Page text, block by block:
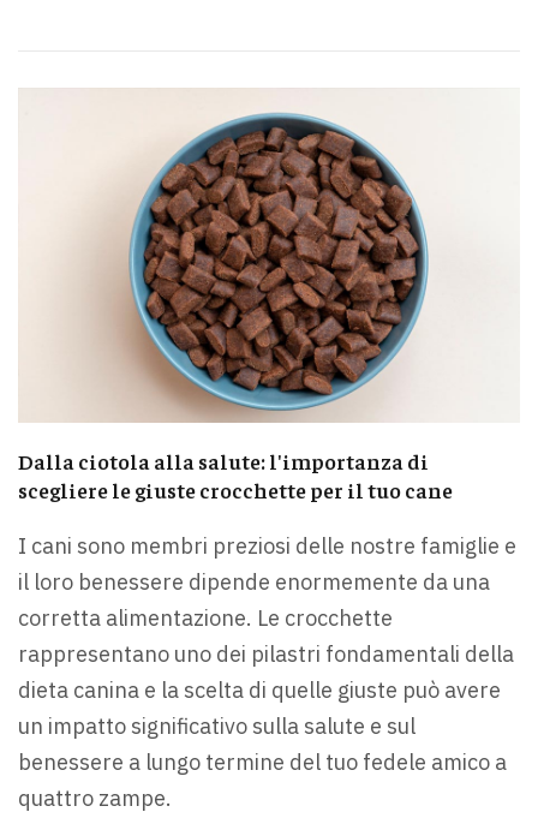
Dalla ciotola alla salute: l'importanza di
scegliere le giuste crocchette per il tuo cane
I cani sono membri preziosi delle nostre famiglie e
il loro benessere dipende enormemente da una
corretta alimentazione. Le crocchette
rappresentano uno dei pilastri fondamentali della
dieta canina e la scelta di quelle giuste può avere
un impatto significativo sulla salute e sul
benessere a lungo termine del tuo fedele amico a
quattro zampe.